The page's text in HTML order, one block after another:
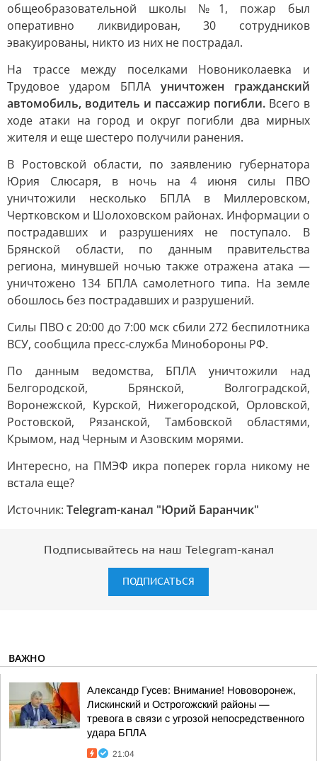
общеобразовательной школы №1, пожар был
оперативно ликвидирован, 30 сотрудников
эвакуированы, никто из них не пострадал.
На трассе между поселками Новониколаевка и
Трудовое ударом БПЛА уничтожен гражданский
автомобиль, водитель и пассажир погибли. Всего в
ходе атаки на город и округ погибли два мирных
жителя и еще шестеро получили ранения.
В Ростовской области, по заявлению губернатора
Юрия Слюсаря, в ночь на 4 июня силы ПВО
уничтожили несколько БПЛА в Миллеровском,
Чертковском и Шолоховском районах. Информации о
пострадавших и разрушениях не поступало. В
Брянской области, по данным правительства
региона, минувшей ночью также отражена атака —
уничтожено 134 БПЛА самолетного типа. На земле
обошлось без пострадавших и разрушений.
Силы ПВО с 20:00 до 7:00 мск сбили 272 беспилотника
ВСУ, сообщила пресс-служба Минобороны РФ.
По данным ведомства, БПЛА уничтожили над
Белгородской, Брянской, Волгоградской,
Воронежской, Курской, Нижегородской, Орловской,
Ростовской, Рязанской, Тамбовской областями,
Крымом, над Черным и Азовским морями.
Интересно, на ПМЭФ икра поперек горла никому не
встала еще?
Источник: Telegram-канал "Юрий Баранчик"
Подписывайтесь на наш Telegram-канал
ПОДПИСАТЬСЯ
ВАЖНО
Александр Гусев: Внимание! Нововоронеж,
Лискинский и Острогожский районы —
тревога в связи с угрозой непосредственного
удара БПЛА
21:04